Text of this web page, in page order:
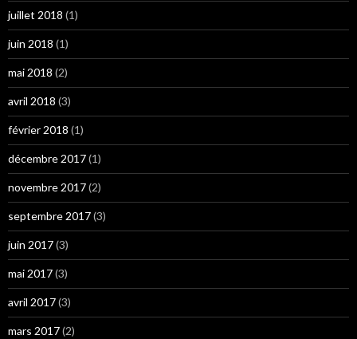
juillet 2018 (1)
juin 2018 (1)
mai 2018 (2)
avril 2018 (3)
février 2018 (1)
décembre 2017(1)
novembre 2017(2)
septembre 2017(3)
juin 2017(3)
mai 2017(3)
avril 2017(3)
mars 2017(2)